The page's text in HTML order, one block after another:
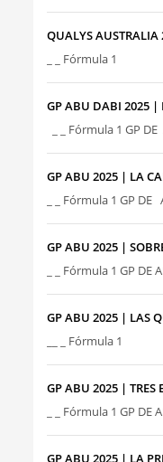
QUALYS AUSTRALIA
_ _ Fórmula 1
GP ABU DABI 2025 |
_ _ Fórmula 1 GP
GP ABU 2025 | LA
_ _ Fórmula 1 GP
GP ABU 2025 |
_ _ Fórmula 1 GP DE
GP ABU 2025 | LAS
__ _ Fórmula 1
GP ABU 2025 | TRES
_ _ Fórmula 1 GP DE
GP ABU 2025 | LA